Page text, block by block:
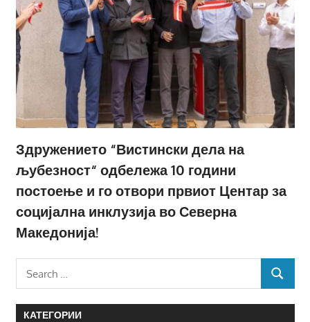
Здружението “Вистински дела на
љубезност“ одбележа 10 години
постоење и го отвори првиот Центар за
социјална инклузија во Северна
Македонија!
SEARCH
КАТЕГОРИИ